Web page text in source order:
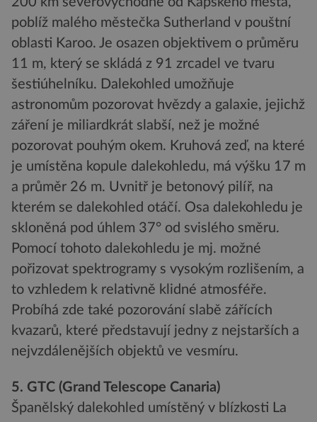
poblíž malého městečka Sutherland v pouštní
oblasti Karoo. Je osazen objektivem o průměru
11 m, který se skládá z 91 zrcadel ve tvaru
šestiúhelníku. Dalekohled umožňuje
astronomům pozorovat hvězdy a galaxie, jejichž
záření je miliardkrát slabší, než je možné
pozorovat pouhým okem. Kruhová zeď, na které
je umístěna kopule dalekohledu, má výšku 17 m
a průměr 26 m. Uvnitř je betonový pilíř, na
kterém se dalekohled otáčí. Osa dalekohledu je
skloněná pod úhlem 37° od svislého směru.
Pomocí tohoto dalekohledu je mj. možné
pořizovat spektrogramy s vysokým rozlišením, a
to vzhledem k relativně klidné atmosféře.
Probíhá zde také pozorování slabě zářících
kvazarů, které představují jedny z nejstarších a
nejvzdálenějších objektů ve vesmíru.
5. GTC (Grand Telescope Canaria)
Španělský dalekohled umístěný v blízkosti La